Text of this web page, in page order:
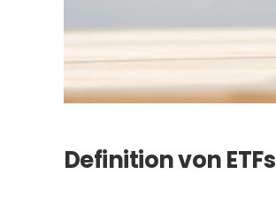
Definition von ETFs